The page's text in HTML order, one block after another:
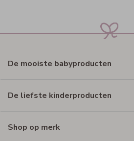
De mooiste babyproducten
De liefste kinderproducten
Shop op merk